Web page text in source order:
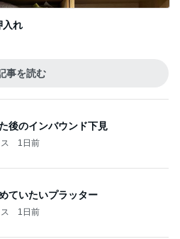
入れ
事を読む
後のインバウンド下見
1日前
ていたいプラッター
1日前